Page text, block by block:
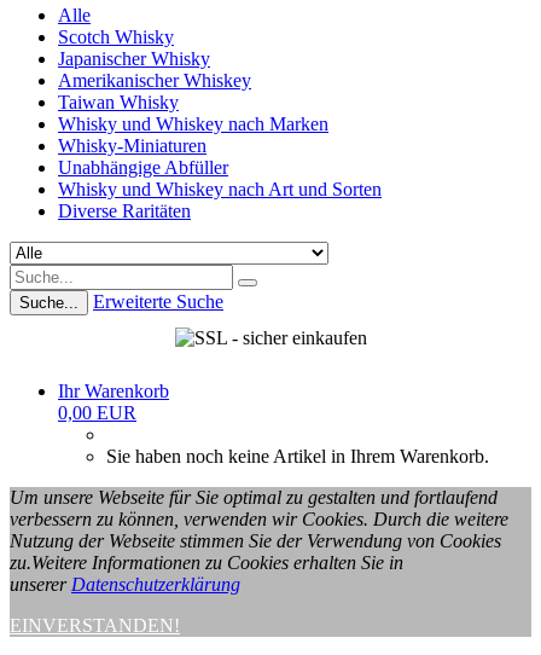
Alle
Scotch Whisky
Japanischer Whisky
Amerikanischer Whiskey
Taiwan Whisky
Whisky und Whiskey nach Marken
Whisky-Miniaturen
Unabhängige Abfüller
Whisky und Whiskey nach Art und Sorten
Diverse Raritäten
Suche... Erweiterte Suche
Ihr Warenkorb
0,00 EUR
Sie haben noch keine Artikel in Ihrem Warenkorb.
Um unsere Webseite für Sie optimal zu gestalten und fortlaufend
verbessern zu können, verwenden wir Cookies. Durch die weitere
Nutzung der Webseite stimmen Sie der Verwendung von Cookies
zu.Weitere Informationen zu Cookies erhalten Sie in
unserer Datenschutzerklärung
EINVERSTANDEN!